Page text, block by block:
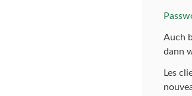
Auch
dann
Les